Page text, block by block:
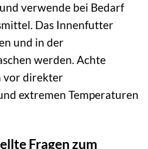
verwende bei Bedarf
Das Innenfutter
und in der
werden. Achte
vor direkter
extremen Temperaturen
Fragen zum